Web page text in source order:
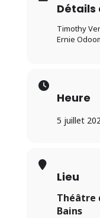
Détails
Timothy
Ernie
Heure
5 juillet
Lieu
Théâtre
Bains